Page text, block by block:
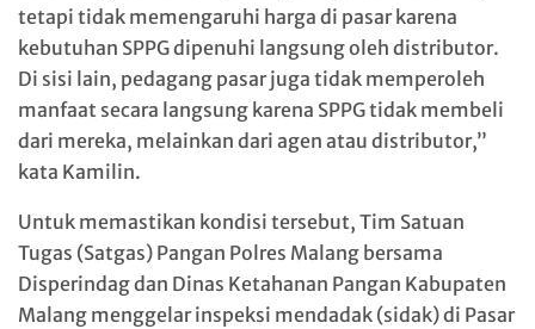
tetapi tidak memengaruhi harga di pasar karena
kebutuhan SPPG dipenuhi langsung oleh distributor.
Di sisi lain, pedagang pasar juga tidak memperoleh
manfaat secara langsung karena SPPG tidak membeli
dari mereka, melainkan dari agen atau distributor,”
kata Kamilin.
Untuk memastikan kondisi tersebut, Tim Satuan
Tugas (Satgas) Pangan Polres Malang bersama
Disperindag dan Dinas Ketahanan Pangan Kabupaten
Malang menggelar inspeksi mendadak (sidak) di Pasar